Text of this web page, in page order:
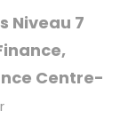
Niveau 7
Centre-